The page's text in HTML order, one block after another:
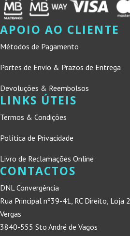
APOIO AO CLIENTE
Métodos de Pagamento
Portes de Envio & Prazos de Entrega
Devoluções & Reembolsos
LINKS ÚTEIS
Termos & Condições
Política de Privacidade
Livro de Reclamações Online
CONTACTOS
DNL Convergência
Rua Principal nº39-41, RC Direito, Loja 2
Vergas
3840-555 Sto André de Vagos